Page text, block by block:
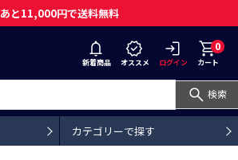
あと11,000円で送料無料
新着商品 オススメ ログイン
0
カート
検索
カテゴリーで探す